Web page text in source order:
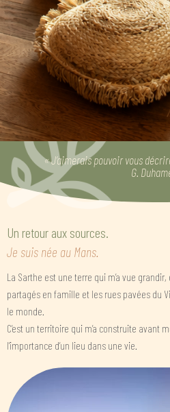
« J’aimerais pouvoir vous
G.
Un retour aux sources.
Je suis née au Mans.
La Sarthe est une terre qui m’a vue
partagés en famille et les rues pavées du
le monde.
C’est un territoire qui m’a construite avant
l’importance d’un lieu dans une vie.